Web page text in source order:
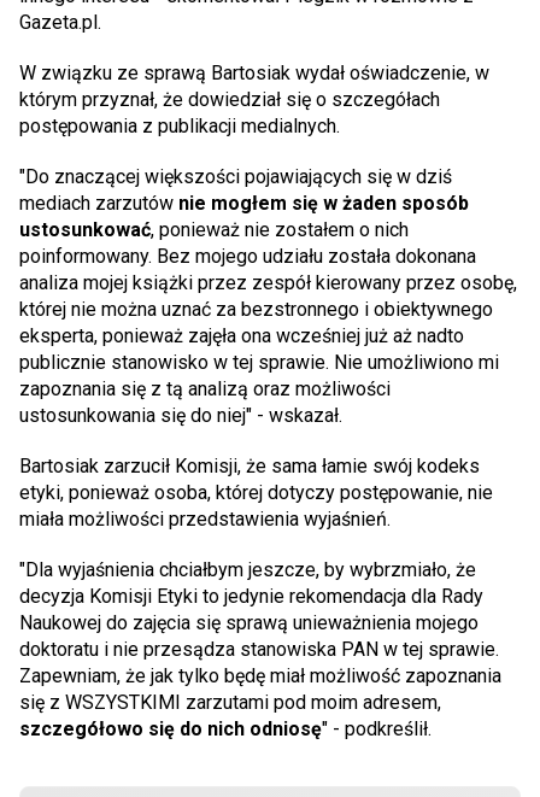
Gazeta.pl.
W związku ze sprawą Bartosiak wydał oświadczenie, w
którym przyznał, że dowiedział się o szczegółach
postępowania z publikacji medialnych.
"Do znaczącej większości pojawiających się w dziś
mediach zarzutów nie mogłem się w żaden sposób
ustosunkować, ponieważ nie zostałem o nich
poinformowany. Bez mojego udziału została dokonana
analiza mojej książki przez zespół kierowany przez osobę,
której nie można uznać za bezstronnego i obiektywnego
eksperta, ponieważ zajęła ona wcześniej już aż nadto
publicznie stanowisko w tej sprawie. Nie umożliwiono mi
zapoznania się z tą analizą oraz możliwości
ustosunkowania się do niej" - wskazał.
Bartosiak zarzucił Komisji, że sama łamie swój kodeks
etyki, ponieważ osoba, której dotyczy postępowanie, nie
miała możliwości przedstawienia wyjaśnień.
"Dla wyjaśnienia chciałbym jeszcze, by wybrzmiało, że
decyzja Komisji Etyki to jedynie rekomendacja dla Rady
Naukowej do zajęcia się sprawą unieważnienia mojego
doktoratu i nie przesądza stanowiska PAN w tej sprawie.
Zapewniam, że jak tylko będę miał możliwość zapoznania
się z WSZYSTKIMI zarzutami pod moim adresem,
szczegółowo się do nich odniosę" - podkreślił.